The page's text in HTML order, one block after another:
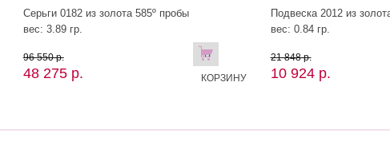
Серьги 0182 из золота 585º пробы
вес: 3.89 гр.
96 550 р.
48 275 р.
В
КОРЗИНУ
Подвеска 2012 из
вес: 0.84 гр.
21 848 р.
10 924 р.